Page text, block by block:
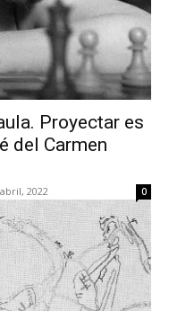
Proyectar es
del Carmen
2022 0